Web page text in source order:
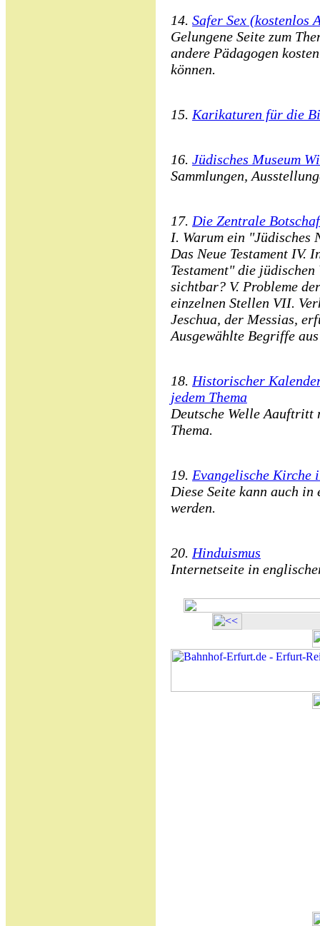
14. Safer Sex (kostenlos
Gelungene Seite zum
andere Pädagogen
können.
15. Karikaturen für die
16. Jüdisches Museum
Sammlungen,
17. Die Zentrale
I. Warum ein "Jüdisches
Das Neue Testament IV.
Testament" die jüdischen
sichtbar? V. Probleme
einzelnen Stellen VII.
Jeschua, der Messias,
Ausgewählte Begriffe
18. Historischer
jedem Thema
Deutsche Welle Aauftritt
Thema.
19. Evangelische Kirche
Diese Seite kann auch
werden.
20. Hinduismus
Internetseite in